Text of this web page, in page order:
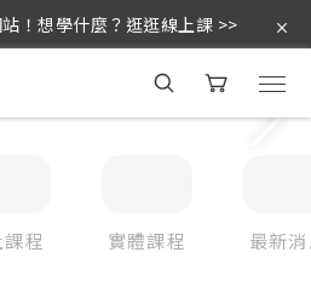
！想學什麼？逛逛線上課 >>
程 實體課程 最新